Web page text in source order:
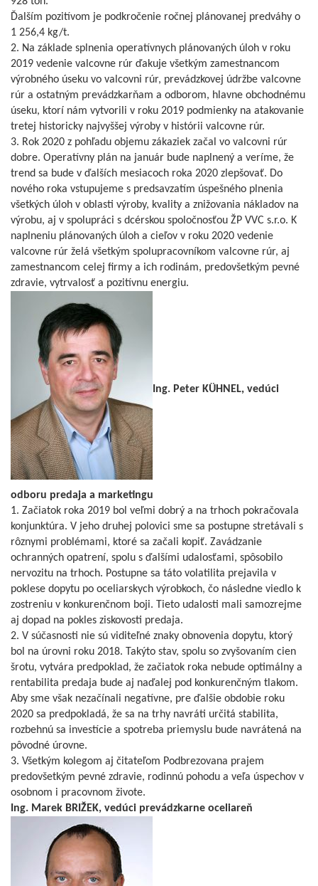
Ďalším pozitívom je podkročenie ročnej plánovanej predváhy o
1 256,4 kg/t.
2. Na základe splnenia operatívnych plánovaných úloh v roku
2019 vedenie valcovne rúr ďakuje všetkým zamestnancom
výrobného úseku vo valcovni rúr, prevádzkovej údržbe valcovne
rúr a ostatným prevádzkarňam a odborom, hlavne obchodnému
úseku, ktorí nám vytvorili v roku 2019 podmienky na atakovanie
tretej historicky najvyššej výroby v histórii valcovne rúr.
3. Rok 2020 z pohľadu objemu zákaziek začal vo valcovni rúr
dobre. Operatívny plán na január bude naplnený a veríme, že
trend sa bude v ďalších mesiacoch roka 2020 zlepšovať. Do
nového roka vstupujeme s predsavzatím úspešného plnenia
všetkých úloh v oblasti výroby, kvality a znižovania nákladov na
výrobu, aj v spolupráci s dcérskou spoločnosťou ŽP VVC s.r.o. K
naplneniu plánovaných úloh a cieľov v roku 2020 vedenie
valcovne rúr želá všetkým spolupracovníkom valcovne rúr, aj
zamestnancom celej firmy a ich rodinám, predovšetkým pevné
zdravie, vytrvalosť a pozitívnu energiu.
Ing. Peter KÜHNEL, vedúci
odboru predaja a marketingu
1. Začiatok roka 2019 bol veľmi dobrý a na trhoch pokračovala
konjunktúra. V jeho druhej polovici sme sa postupne stretávali s
rôznymi problémami, ktoré sa začali kopiť. Zavádzanie
ochranných opatrení, spolu s ďalšími udalosťami, spôsobilo
nervozitu na trhoch. Postupne sa táto volatilita prejavila v
poklese dopytu po oceliarskych výrobkoch, čo následne viedlo k
zostreniu v konkurenčnom boji. Tieto udalosti mali samozrejme
aj dopad na pokles ziskovosti predaja.
2. V súčasnosti nie sú viditeľné znaky obnovenia dopytu, ktorý
bol na úrovni roku 2018. Takýto stav, spolu so zvyšovaním cien
šrotu, vytvára predpoklad, že začiatok roka nebude optimálny a
rentabilita predaja bude aj naďalej pod konkurenčným tlakom.
Aby sme však nezačínali negatívne, pre ďalšie obdobie roku
2020 sa predpokladá, že sa na trhy navráti určitá stabilita,
rozbehnú sa investície a spotreba priemyslu bude navrátená na
pôvodné úrovne.
3. Všetkým kolegom aj čitateľom Podbrezovana prajem
predovšetkým pevné zdravie, rodinnú pohodu a veľa úspechov v
osobnom i pracovnom živote.
Ing. Marek BRIŽEK, vedúci prevádzkarne oceliareň